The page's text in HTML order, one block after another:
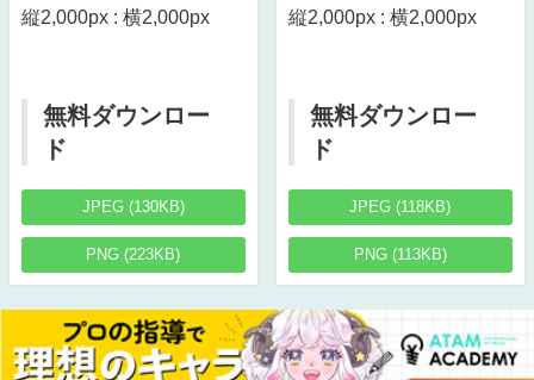
縦2,000px : 横2,000px
無料ダウンロー
ド
JPEG (130KB)
PNG (223KB)
縦2,000px : 横2,000px
無料ダウンロー
ド
JPEG (118KB)
PNG (113KB)